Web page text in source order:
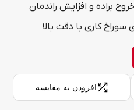
براده و افزایش راندمان
کاری با دقت بالا
افزودن به مقایسه